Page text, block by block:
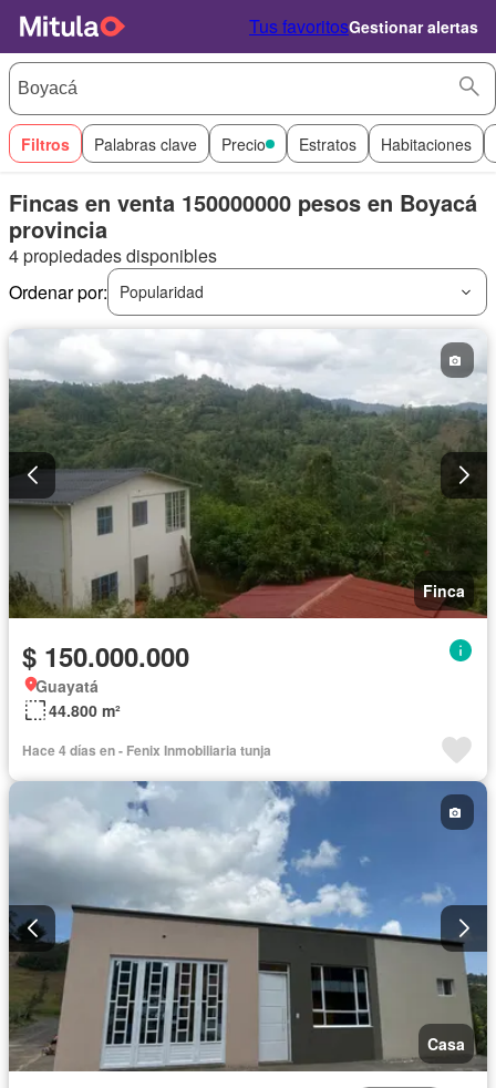
Tus favoritosGestionar alertas
Filtros Palabras clave Precio Estratos Habitaciones
Fincas en venta 150000000 pesos en Boyacá
provincia
4 propiedades disponibles
Ordenar por:
Popularidad
Finca
$ 150.000.000
Guayatá
44.800 m²
Hace 4 días en - Fenix Inmobiliaria tunja
Casa